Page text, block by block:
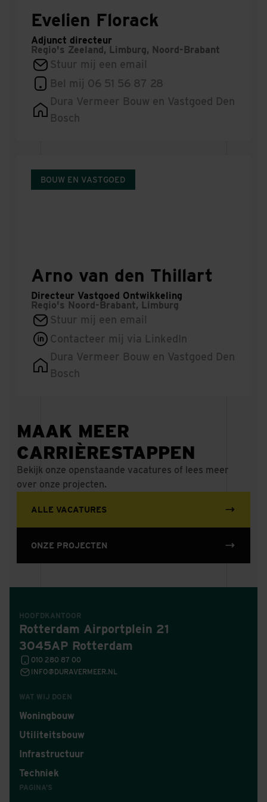
Evelien Florack
Adjunct directeur
Regio's Zeeland, Limburg, Noord-Brabant
Stuur mij een email
Bel mij 06 51 56 87 28
Dura Vermeer Bouw en Vastgoed Den
Bosch
BOUW EN VASTGOED
Arno van den Thillart
Directeur Vastgoed Ontwikkeling
Regio's Noord-Brabant, Limburg
Stuur mij een email
Contacteer mij via LinkedIn
Dura Vermeer Bouw en Vastgoed Den
Bosch
MAAK MEER
CARRIÈRESTAPPEN
Bekijk onze openstaande vacatures of lees meer
over onze projecten.
ALLE VACATURES
ONZE PROJECTEN
WAT WIJ DOEN
Woningbouw
Utiliteitsbouw
Infrastructuur
Techniek
PAGINA'S
HOOFDKANTOOR
Rotterdam Airportplein 21
3045AP Rotterdam
010 280 87 00
INFO@DURAVERMEER.NL